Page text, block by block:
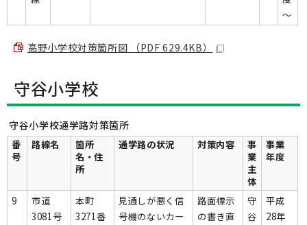
～
高野小学校対策箇所図 （PDF 629.4KB）
守谷小学校
守谷小学校通学路対策箇所
番
号
路線名
箇所
名・住
所
通学路の状況 対策内容
事
業
主
体
事業
年度
9
市道
3081号
本町
3271番
見通しが悪く信
号機のないカー
路面標示
の書き直
守
谷
平成
28年